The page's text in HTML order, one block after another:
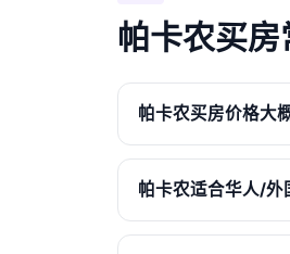
帕卡农买
帕卡农买房价格大
帕卡农适合华人/外